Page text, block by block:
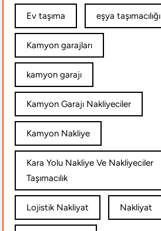
Ev taşıma eşya taşımacılığı
Kamyon garajları
kamyon garajı
Kamyon Garajı Nakliyeciler
Kamyon Nakliye
Kara Yolu Nakliye Ve Nakliyeciler
Taşımacılık
Lojistik Nakliyat Nakliyat